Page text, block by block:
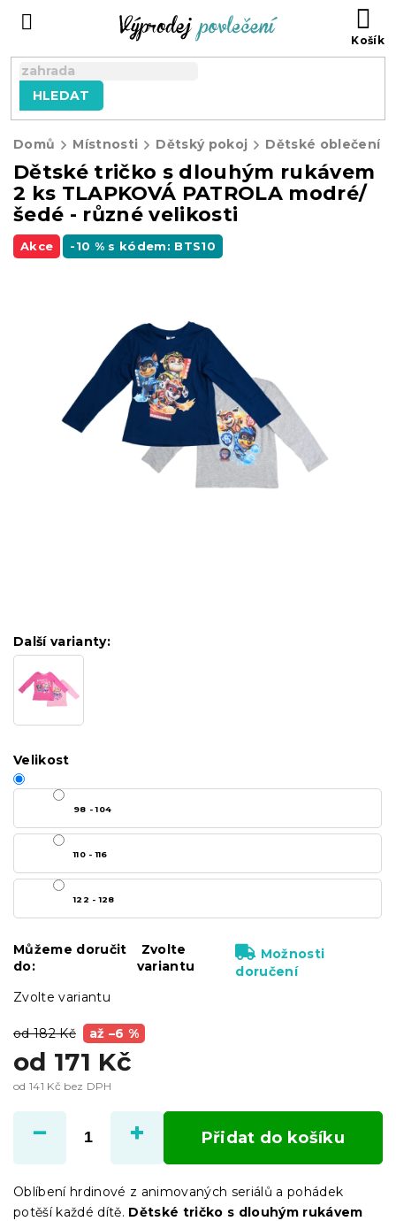
HLEDAT
Domů Místnosti Dětský pokoj Dětské oblečení
Dětské tričko s dlouhým rukávem
2 ks TLAPKOVÁ PATROLA modré/
šedé - různé velikosti
Akce -10 % s kódem: BTS10
od 182 Kč až –6 %
od 171 Kč
od 141 Kč bez DPH
cena:
Zvolte variantu
Další varianty:
Velikost
98 - 104
110 - 116
122 - 128
Můžeme doručit
do:
Zvolte
variantu
Možnosti
doručení
Přidat do košíku
Oblíbení hrdinové z animovaných seriálů a pohádek
potěší každé dítě. Dětské tričko s dlouhým rukávem